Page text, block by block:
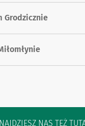
Grodzicznie
NAS TEŻ